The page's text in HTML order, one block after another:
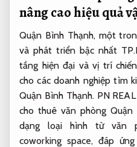
nâng cao hiệu quả
Quận Bình Thạnh, một
và phát triển bậc nhất
tầng hiện đại và vị trí
cho các doanh nghiệp tìm
Quận Bình Thạnh. PN
cho thuê văn phòng
dạng loại hình từ văn
coworking space, đáp